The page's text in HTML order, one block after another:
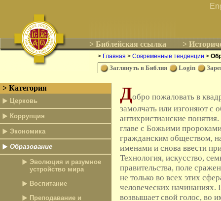
> Библейская ссылка >
> Главная > Современные тенденции >
Заглянуть в Библия Login
> Категория
Церковь
Коррупция
Экономика
Образование
Эволюция и разумное
устройство мира
Воспитание
Преподавание и
Добро пожаловать в
замолчать или изгоняют с
антихристианские понятия.
главе с Божьими
гражданским обществом,
именами и снова ввести
Технология, искусство,
правительства, поле
не только во всех этих
человеческих
возвышает свой голос, во